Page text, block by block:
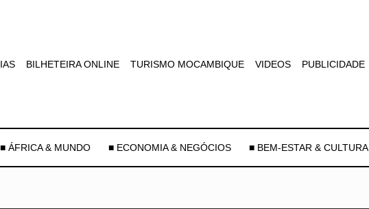
BILHETEIRA ONLINE TURISMO MOCAMBIQUE VIDEOS PUBLICIDADE
■ ÁFRICA & MUNDO ■ ECONOMIA & NEGÓCIOS ■ BEM-ESTAR & CULTURA